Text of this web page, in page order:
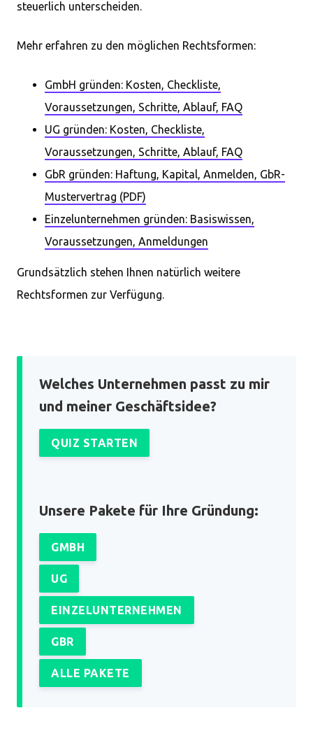
steuerlich unterscheiden.
Mehr erfahren zu den möglichen Rechtsformen:
GmbH gründen: Kosten, Checkliste,
Voraussetzungen, Schritte, Ablauf, FAQ
UG gründen: Kosten, Checkliste,
Voraussetzungen, Schritte, Ablauf, FAQ
GbR gründen: Haftung, Kapital, Anmelden, GbR-
Mustervertrag (PDF)
Einzelunternehmen gründen: Basiswissen,
Voraussetzungen, Anmeldungen
Grundsätzlich stehen Ihnen natürlich weitere
Rechtsformen zur Verfügung.
Welches Unternehmen passt zu mir
und meiner Geschäftsidee?
QUIZ STARTEN
Unsere Pakete für Ihre Gründung:
GMBH
UG
EINZELUNTERNEHMEN
GBR
ALLE PAKETE